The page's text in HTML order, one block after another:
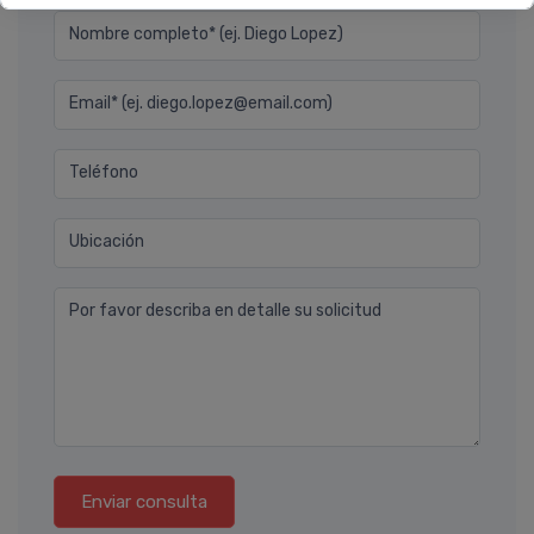
Nombre completo* (ej. Diego Lopez)
Email* (ej. diego.lopez@email.com)
Teléfono
Ubicación
Por favor describa en detalle su solicitud
Enviar consulta